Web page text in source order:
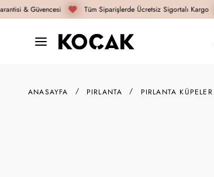
& Güvencesi Tüm Siparişlerde Ücretsiz Sigortalı Kargo
ANASAYFA PIRLANTA PIRLANTA KÜPELER